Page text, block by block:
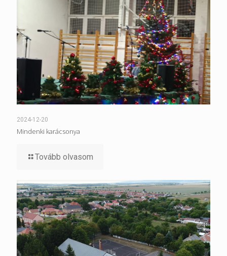
2024-12-20
Mindenki karácsonya
Tovább olvasom